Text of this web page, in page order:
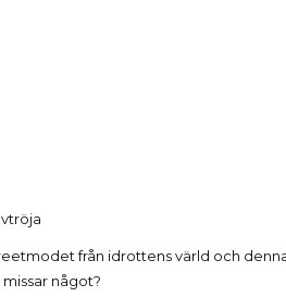
från idrottens värld och
något?